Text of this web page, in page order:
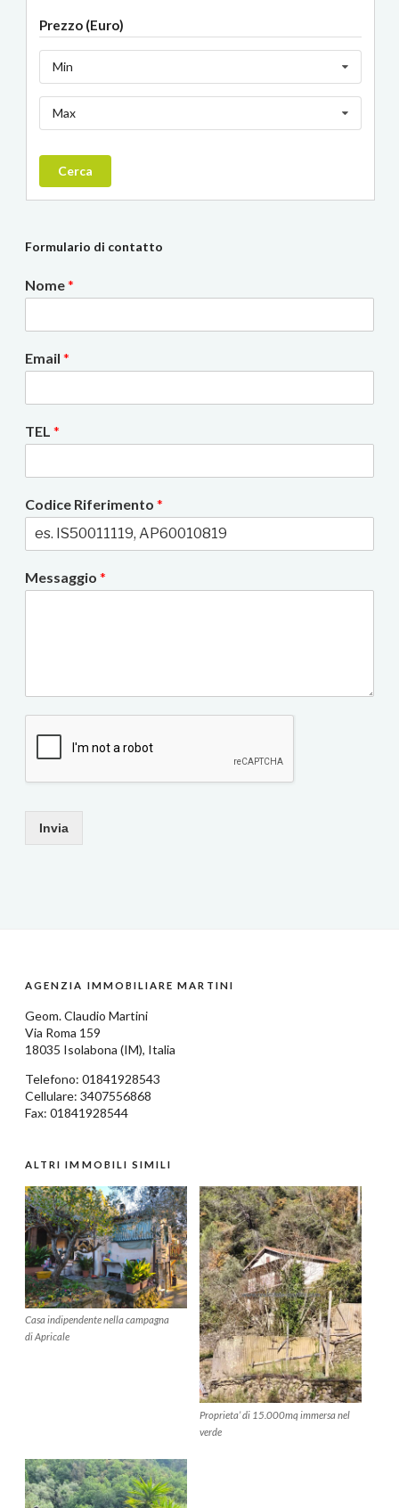
Prezzo (Euro)
Min
Max
Cerca
Formulario di contatto
Nome*
Email *
TEL *
Codice Riferimento *
Messaggio *
Invia
AGENZIA IMMOBILIARE MARTINI
Geom.Claudio Martini
Via Roma 159
18035 Isolabona (IM), Italia
Telefono: 01841928543
Cellulare: 3407556868
Fax: 01841928544
ALTRI IMMOBILI SIMILI
Casa indipendente nella campagna
di Apricale
Proprieta’ di 15.000mq immersa nel
verde